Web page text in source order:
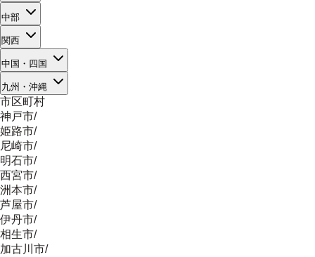
中部
関西
中国・四国
九州・沖縄
市区町村
神戸市/
姫路市/
尼崎市/
明石市/
西宮市/
洲本市/
芦屋市/
伊丹市/
相生市/
加古川市/